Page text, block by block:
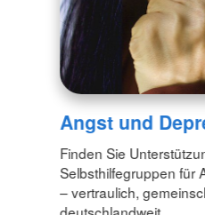
Angst und
Finden Sie
Selbsthilfegruppen für
– vertraulich,